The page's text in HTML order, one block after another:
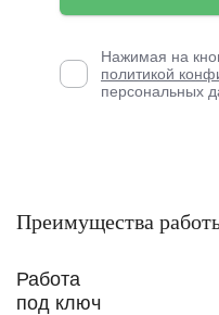
Нажимая на
политикой
персональных
Преимущества
Работа
под ключ